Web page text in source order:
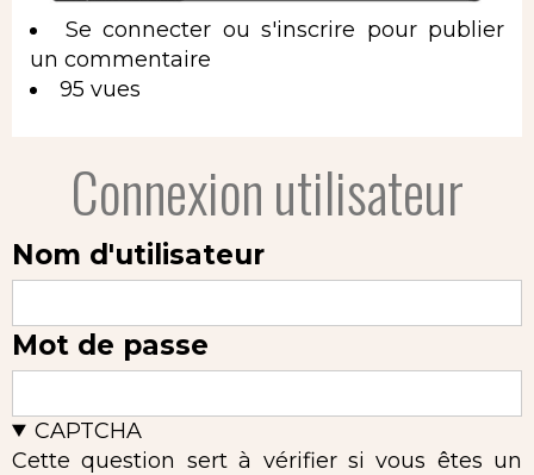
Se connecter ou s'inscrire pour publier
un commentaire
95 vues
Connexion utilisateur
Nom d'utilisateur
Mot de passe
CAPTCHA
Cette question sert à vérifier si vous êtes un